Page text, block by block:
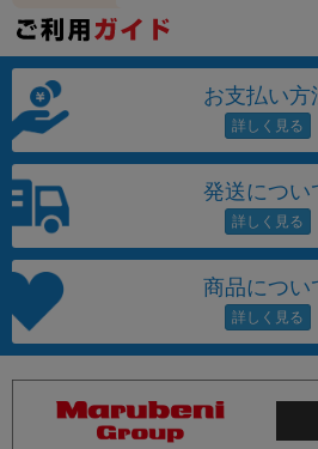
お支払い方
発送につい
商品につい